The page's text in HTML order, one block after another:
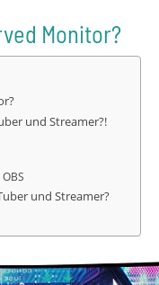
Monitor?
und Streamer?!
und Streamer?